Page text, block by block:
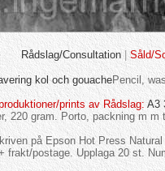
Rådslag/Consultation Såld/
kol och gouachePencil,
prints av Rådslag: A3
220 gram. Porto, packning m m
på Epson Hot Press Natural
frakt/postage. Upplaga 20 st.